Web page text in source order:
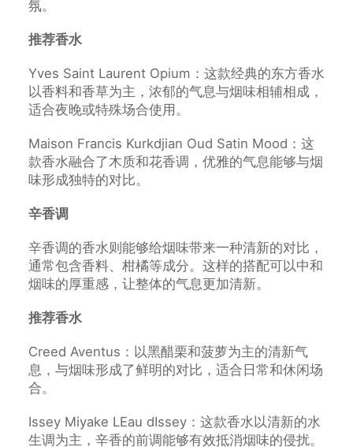
氛。
推荐香水
Yves Saint Laurent Opium：这款经典的东方香水
以香料和香草为主，浓郁的气息与烟味相辅相成，
适合夜晚或特殊场合使用。
Maison Francis Kurkdjian Oud Satin Mood：这
款香水融合了木质和花香调，优雅的气息能够与烟
味形成独特的对比。
辛香调
辛香调的香水则能够给烟味带来一种清新的对比，
通常包含香料、柑橘等成分。这样的搭配可以中和
烟味的厚重感，让整体的气息更加清新。
推荐香水
Creed Aventus：以黑醋栗和菠萝为主的清新气
息，与烟味形成了鲜明的对比，适合日常和休闲场
合。
Issey Miyake LEau dIssey：这款香水以清新的水
生调为主，辛香的前调能够有效抵消烟味的侵扰。